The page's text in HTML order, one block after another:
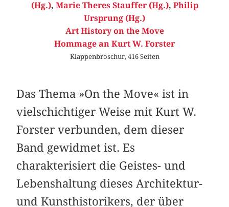
(Hg.), Marie Theres Stauffer (Hg.), Philip
Ursprung (Hg.)
Art History on the Move
Hommage an Kurt W. Forster
Klappenbroschur, 416 Seiten
Das Thema »On the Move« ist in
vielschichtiger Weise mit Kurt W.
Forster verbunden, dem dieser
Band gewidmet ist. Es
charakterisiert die Geistes- und
Lebenshaltung dieses Architektur-
und Kunsthistorikers, der über